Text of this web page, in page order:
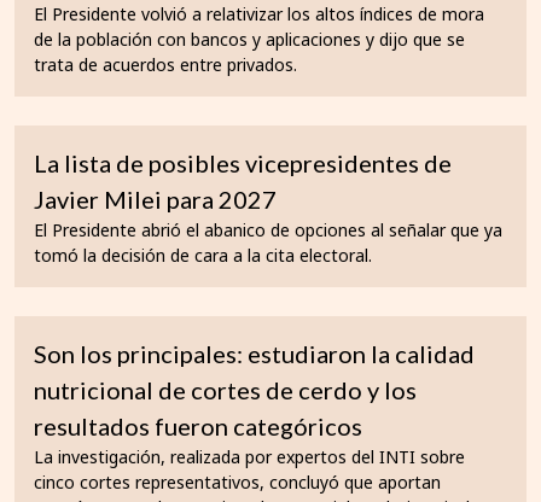
El Presidente volvió a relativizar los altos índices de mora
de la población con bancos y aplicaciones y dijo que se
trata de acuerdos entre privados.
La lista de posibles vicepresidentes de
Javier Milei para 2027
El Presidente abrió el abanico de opciones al señalar que ya
tomó la decisión de cara a la cita electoral.
Son los principales: estudiaron la calidad
nutricional de cortes de cerdo y los
resultados fueron categóricos
La investigación, realizada por expertos del INTI sobre
cinco cortes representativos, concluyó que aportan